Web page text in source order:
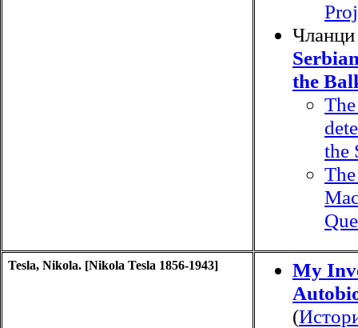
the
the
Tesla, Nikola. [Nikola Tesla 1856-1943]
My
(